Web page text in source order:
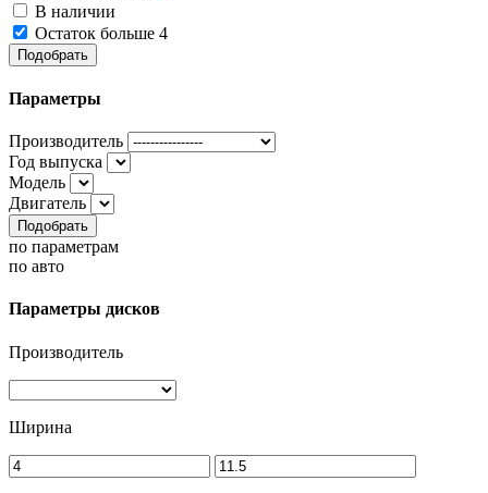
В наличии
Остаток больше 4
Подобрать
Параметры
Производитель
Год выпуска
Модель
Двигатель
Подобрать
по параметрам
по авто
Параметры дисков
Производитель
Ширина